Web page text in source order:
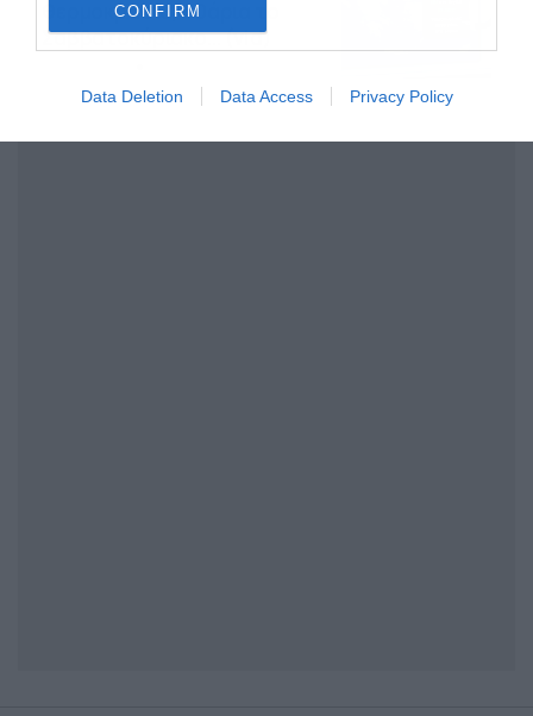
CONFIRM
Data Deletion Data Access Privacy Policy
θερμοκρασία, 40άρια το
Σαββατοκύριακο… (vid)